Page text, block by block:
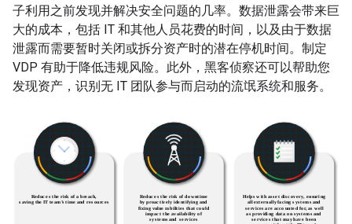
子利用之前发现并解决安全问题的几率。数据泄露会带来巨
大的成本，包括 IT 和其他人员花费的时间，以及由于数据
泄露而需要暂时关闭或拆分资产时的潜在停机时间。制定
VDP 有助于降低违规风险。此外，黑客侦察还可以帮助您
发现资产，识别无 IT 团队参与而启动的流氓系统和服务。